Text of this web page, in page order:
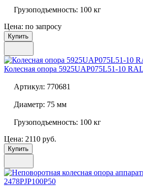
Грузоподъемность: 100 кг
Цена: по запросу
Купить
Колесная опора 5925UAP075L51-10
Артикул: 770681
Диаметр: 75 мм
Грузоподъемность: 100 кг
Цена: 2110 руб.
Купить